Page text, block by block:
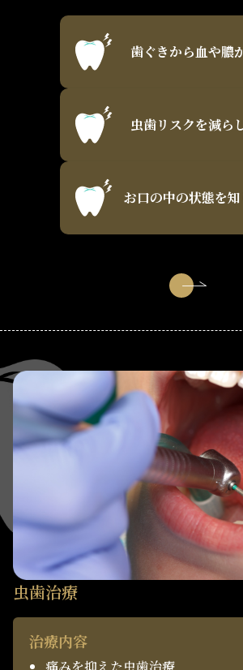
歯ぐきから血や膿
虫歯リスクを減ら
お口の中の状態を
虫歯治療
治療内容
痛みを抑えた虫歯治療